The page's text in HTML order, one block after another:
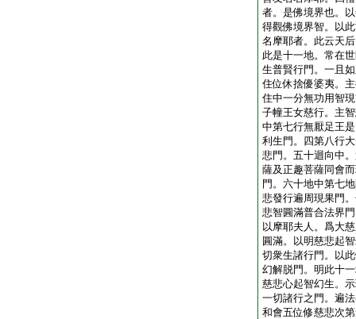
者。是佛境界也。
得觀佛境界智。以
名摩耶者。此云天
此是十一地。常在
生普賢行門。一且
住位休捨優婆夷。
住中一分無功用智
子幢王女慈行。主
中第七行無厭足王
利生門。四第八行
悲門。五十迴向中
薩及正趣菩薩同會
門。六十地中第七
悲發行遍周現果門
悲智圓滿普合法界
以摩耶夫人。爲大
圓滿。以明慈悲起
切衆生諸行門。以
幻解脱門。明此十
慈悲心起智幻生。
一切諸行之門。遍
和會五位修慈悲次